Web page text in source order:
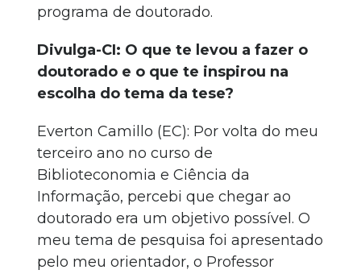
programa de doutorado.
Divulga-CI: O que te levou a fazer o
doutorado e o que te inspirou na
escolha do tema da tese?
Everton Camillo (EC): Por volta do meu
terceiro ano no curso de
Biblioteconomia e Ciência da
Informação, percebi que chegar ao
doutorado era um objetivo possível. O
meu tema de pesquisa foi apresentado
pelo meu orientador, o Professor